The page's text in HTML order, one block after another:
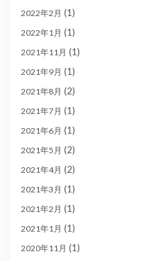
2022年2月 (1)
2022年1月 (1)
2021年11月 (1)
2021年9月 (1)
2021年8月 (2)
2021年7月 (1)
2021年6月 (1)
2021年5月 (2)
2021年4月 (2)
2021年3月 (1)
2021年2月 (1)
2021年1月 (1)
2020年11月 (1)